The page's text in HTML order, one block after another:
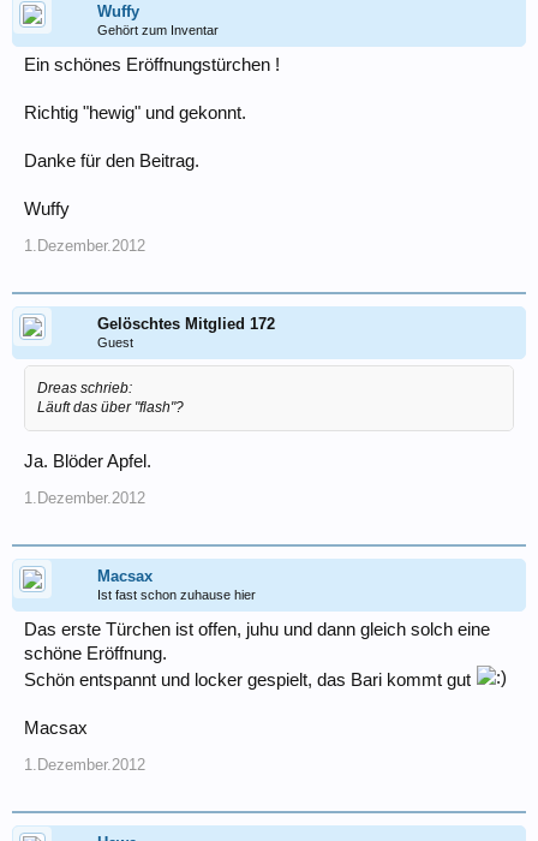
Wuffy
Gehört zum Inventar
Ein schönes Eröffnungstürchen !
Richtig "hewig" und gekonnt.
Danke für den Beitrag.
Wuffy
1.Dezember.2012
Gelöschtes Mitglied 172
Guest
Dreas schrieb:
Läuft das über "flash"?
Ja. Blöder Apfel.
1.Dezember.2012
Macsax
Ist fast schon zuhause hier
Das erste Türchen ist offen, juhu und dann gleich solch eine
schöne Eröffnung.
Schön entspannt und locker gespielt, das Bari kommt gut
Macsax
1.Dezember.2012